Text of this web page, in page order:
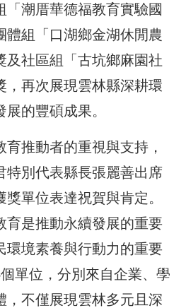
「潮厝華德福教育實驗國
體組「口湖鄉金湖休閒農
及社區組「古坑鄉麻園社
，再次展現雲林縣深耕環
的豐碩成果。
推動者的重視與支持，
特別代表縣長張麗善出席
單位表達祝賀與肯定。
育是推動永續發展的重要
環境素養與行動力的重要
單位，分別來自企業、學
，不僅展現雲林多元且深